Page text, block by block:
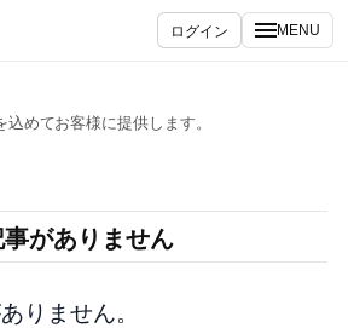
ログイン MENU
めてお客様に提供します。
がありません
りません。